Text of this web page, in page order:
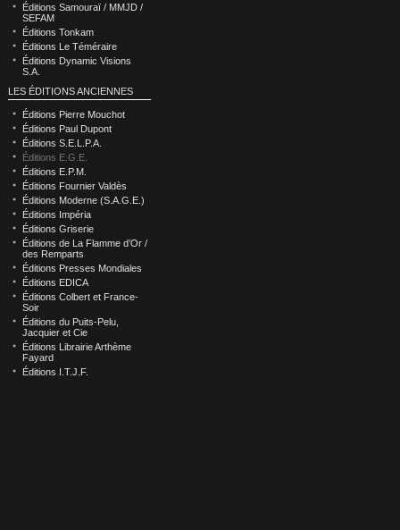
Éditions Samouraï / MMJD /
SEFAM
Éditions Tonkam
Éditions Le Téméraire
Éditions Dynamic Visions
S.A.
LES ÉDITIONS ANCIENNES
Éditions Pierre Mouchot
Éditions Paul Dupont
Éditions S.E.L.P.A.
Éditions E.G.E.
Éditions E.P.M.
Éditions Fournier Valdès
Éditions Moderne (S.A.G.E.)
Éditions Impéria
Éditions Griserie
Éditions de La Flamme d’Or /
des Remparts
Éditions Presses Mondiales
Éditions EDICA
Éditions Colbert et France-
Soir
Éditions du Puits-Pelu,
Jacquier et Cie
Éditions Librairie Arthème
Fayard
Éditions I.T.J.F.